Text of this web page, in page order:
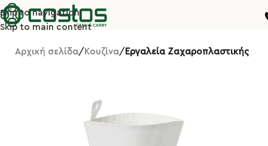
Skip to navigation
Skip to main content
Αρχική σελίδα Κουζίνα Εργαλεία Ζαχαροπλαστικής